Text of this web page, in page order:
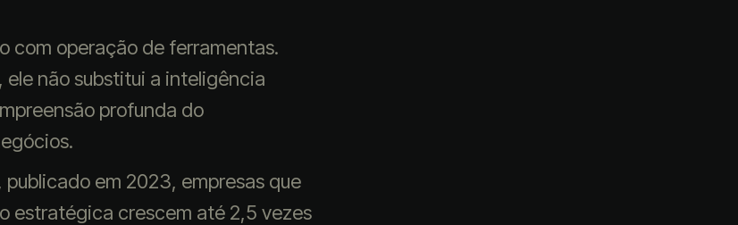
com operação de ferramentas.
não substitui a inteligência
profunda do
em 2023, empresas que
estratégica crescem até 2,5 vezes